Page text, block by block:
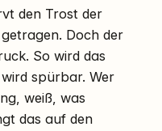
den Trost der
Doch der
So wird das
spürbar. Wer
weiß, was
das auf den